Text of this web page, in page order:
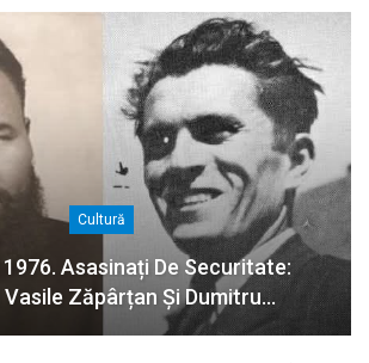
Cultură
Asasinați De Securitate:
Zăpârțan Și Dumitru…